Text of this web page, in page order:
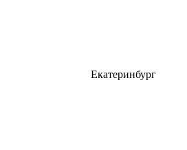
Екатеринбург